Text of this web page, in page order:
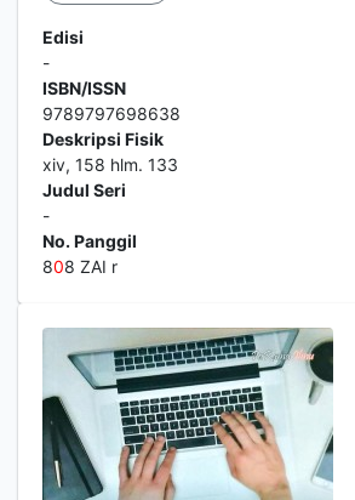
Edisi
-
ISBN/ISSN
9789797698638
Deskripsi Fisik
xiv, 158 hlm. 133
Judul Seri
-
No. Panggil
808 ZAI r